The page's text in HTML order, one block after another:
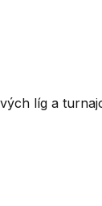
líg a